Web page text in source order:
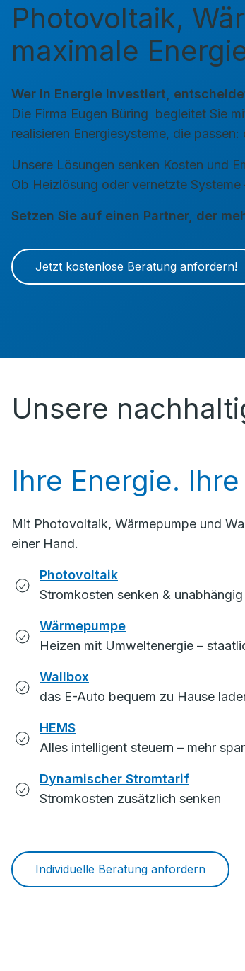
Photovoltaik,
maximale
Wer in Energie investiert,
Die Firma Eugen Büring begleitet Sie
realisieren Energiesysteme, die
Unsere Lösungen senken Kosten und
Ob Heizlösung oder vernetzte
Setzen Sie auf einen Partner, der
Jetzt kostenlose Beratung anfordern!
Unsere
Ihre Energie.
Mit Photovoltaik, Wärmepumpe und
einer Hand.
Photovoltaik
Stromkosten senken &
Wärmepumpe
Heizen mit Umweltenergie –
Wallbox
das E-Auto bequem zu Hause
HEMS
Alles intelligent steuern – mehr
Dynamischer Stromtarif
Stromkosten zusätzlich senken
Individuelle Beratung anfordern